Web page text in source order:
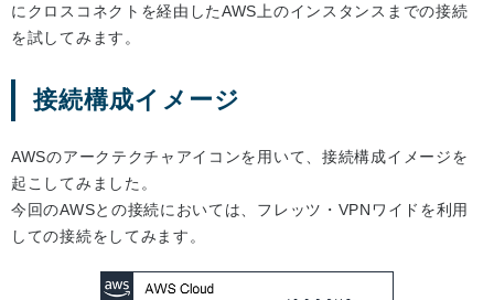
にクロスコネクトを経由したAWS上のインスタンスまでの接続
を試してみます。
接続構成イメージ
AWSのアークテクチャアイコンを用いて、接続構成イメージを
起こしてみました。
今回のAWSとの接続においては、フレッツ・VPNワイドを利用
しての接続をしてみます。